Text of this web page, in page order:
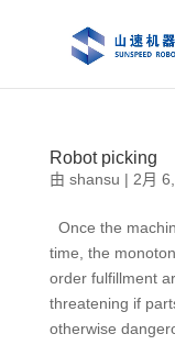
Robot picking
由 shansu | 2月
Once the
time, the
order fulfillment
threatening if
otherwise